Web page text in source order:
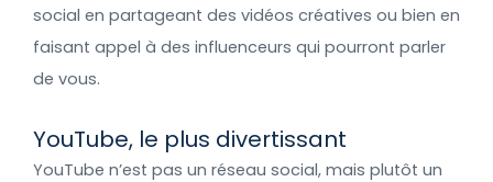
social en partageant des vidéos créatives ou bien en
faisant appel à des influenceurs qui pourront parler
de vous.
YouTube, le plus divertissant
YouTube n’est pas un réseau social, mais plutôt un